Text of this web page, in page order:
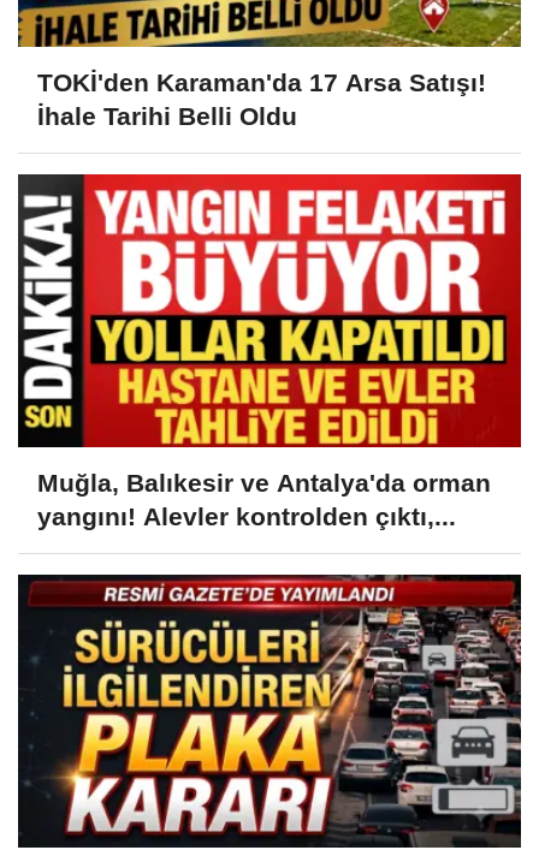
TOKİ'den Karaman'da 17 Arsa Satışı!
İhale Tarihi Belli Oldu
Muğla, Balıkesir ve Antalya'da orman
yangını! Alevler kontrolden çıktı,...